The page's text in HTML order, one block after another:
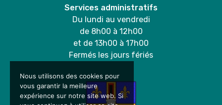
Services administratifs
Du lundi au vendredi
de 8h00 à 12h00
et de 13h00 à 17h00
Fermés les jours fériés
Nous utilisons des cookies pour
vous garantir la meilleure
expérience sur notre site web. Si